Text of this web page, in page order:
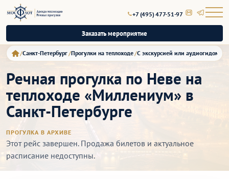
+7 (495) 477-51-97
Заказать мероприятие
Санкт-Петербург Прогулки на теплоходе С экскурсией или аудиогидом
Речная прогулка по Неве на
теплоходе «Миллениум» в
Санкт-Петербурге
ПРОГУЛКА В АРХИВЕ
Этот рейс завершен. Продажа билетов и актуальное
расписание недоступны.